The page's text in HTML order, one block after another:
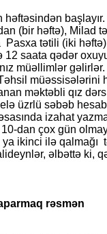
(bir həftə), Milad
Pasxa tətili (iki
saata qədər
müəllimlər
müəssisələrini
məktəbli qız dərs
üzrlü səbəb
izahat
dan çox gün
ikinci ilə qalmağı
əl­bəttə ki,
rəsmən